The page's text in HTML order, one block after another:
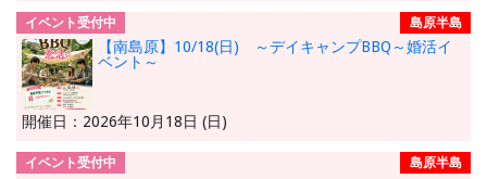
イベント受付中 島原半島
【南島原】10/18(日) ～デイキャンプBBQ～婚活イ
ベント～
開催日：2026年10月18日 (日)
イベント受付中 島原半島